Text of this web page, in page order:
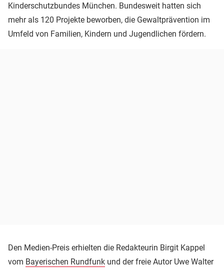
Kinderschutzbundes München. Bundesweit hatten sich
mehr als 120 Projekte beworben, die Gewaltprävention im
Umfeld von Familien, Kindern und Jugendlichen fördern.
Den Medien-Preis erhielten die Redakteurin Birgit Kappel
vom Bayerischen Rundfunk und der freie Autor Uwe Walter